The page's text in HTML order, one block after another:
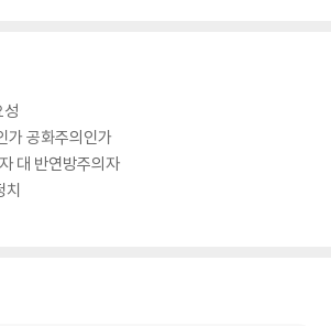
성
가 공화주의인가
대 반연방주의자
치